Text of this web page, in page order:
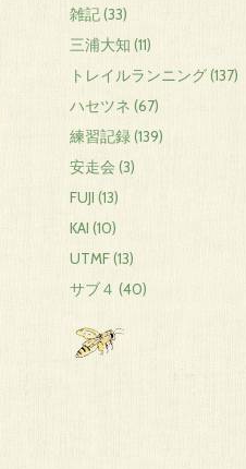
雑記 (33)
三浦大知 (11)
トレイルランニング (137)
ハセツネ (67)
練習記録 (139)
安走会 (3)
FUJI (13)
KAI (10)
UTMF (13)
サブ４ (40)